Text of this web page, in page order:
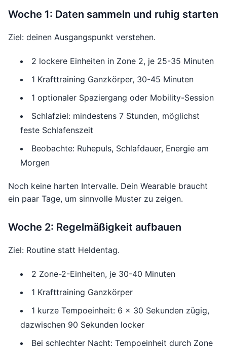
Woche 1: Daten sammeln und ruhig starten
Ziel: deinen Ausgangspunkt verstehen.
2 lockere Einheiten in Zone 2, je 25-35 Minuten
1 Krafttraining Ganzkörper, 30-45 Minuten
1 optionaler Spaziergang oder Mobility-Session
Schlafziel: mindestens 7 Stunden, möglichst
feste Schlafenszeit
Beobachte: Ruhepuls, Schlafdauer, Energie am
Morgen
Noch keine harten Intervalle. Dein Wearable braucht
ein paar Tage, um sinnvolle Muster zu zeigen.
Woche 2: Regelmäßigkeit aufbauen
Ziel: Routine statt Heldentag.
2 Zone-2-Einheiten, je 30-40 Minuten
1 Krafttraining Ganzkörper
1 kurze Tempoeinheit: 6 x 30 Sekunden zügig,
dazwischen 90 Sekunden locker
Bei schlechter Nacht: Tempoeinheit durch Zone